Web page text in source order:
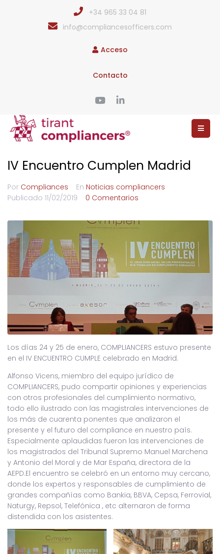
+34 965 33 04 81
info@compliancesofficers.com
Acceso
Contacto
IV Encuentro Cumplen Madrid
Por Compliances En Noticias compliancers
Publicado 11/02/2019 0 Comentarios
Los días 24 y 25 de enero, COMPLIANCERS estuvo presente
en el IV ENCUENTRO CUMPLE celebrado en Madrid.
Alfonso Vicens, miembro del equipo jurídico de
COMPLIANCERS, pudo compartir opiniones y experiencias
con otros profesionales del cumplimiento normativo,
todo ello ilustrado con las magistrales intervenciones de
los más de cuarenta ponentes que analizaron el
presente y el futuro del compliance en nuestro país.
Especialmente aplaudidas fueron las intervenciones de
los magistrados del Tribunal Supremo Manuel Marchena
y Antonio del Moral y de Mar España, directora de la
AEPD.El encuentro se celebró en un entorno muy cercano,
donde los expertos y responsables de cumplimiento de
grandes compañías como Bankia, BBVA, Cepsa, Ferrovial,
Naturgy, Repsol, Telefónica , etc alternaron de forma
distendida con los asistentes.